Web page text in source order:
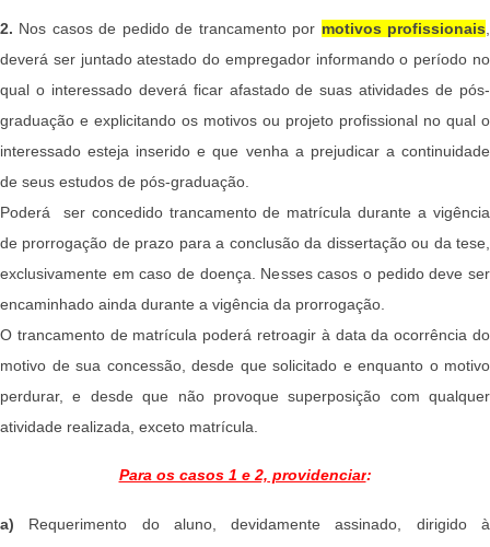
2. Nos casos de pedido de trancamento por motivos profissionais
deverá ser juntado atestado do empregador informando o período no
qual o interessado deverá ficar afastado de suas atividades de pós-
graduação e explicitando os motivos ou projeto profissional no qual o
interessado esteja inserido e que venha a prejudicar a continuidade
de seus estudos de pós-graduação.
Poderá ser concedido trancamento de matrícula durante a vigência
de prorrogação de prazo para a conclusão da dissertação ou da tese,
exclusivamente em caso de doença. Nesses casos o pedido deve ser
encaminhado ainda durante a vigência da prorrogação.
O trancamento de matrícula poderá retroagir à data da ocorrência do
motivo de sua concessão, desde que solicitado e enquanto o motivo
perdurar, e desde que não provoque superposição com qualquer
atividade realizada, exceto matrícula.
Para os casos 1 e 2, providenciar:
a) Requerimento do aluno, devidamente assinado, dirigido à